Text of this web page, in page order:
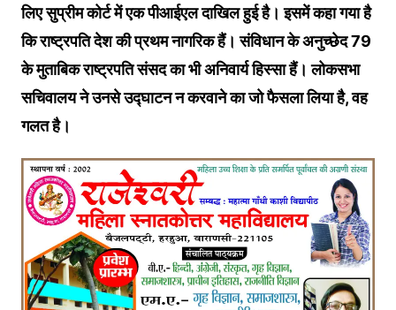
लिए सुप्रीम कोर्ट में एक पीआईएल दाखिल हुई है। इसमें कहा गया है
कि राष्ट्रपति देश की प्रथम नागरिक हैं। संविधान के अनुच्छेद 79
के मुताबिक राष्ट्रपति संसद का भी अनिवार्य हिस्सा हैं। लोकसभा
सचिवालय ने उनसे उद्घाटन न करवाने का जो फैसला लिया है, वह
गलत है।